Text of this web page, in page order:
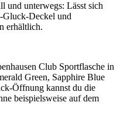
und unterwegs: Lässt sich
Deckel und
erhältlich.
Club Sportflasche in
Green, Sapphire Blue
Öffnung kannst du die
beispielsweise auf dem